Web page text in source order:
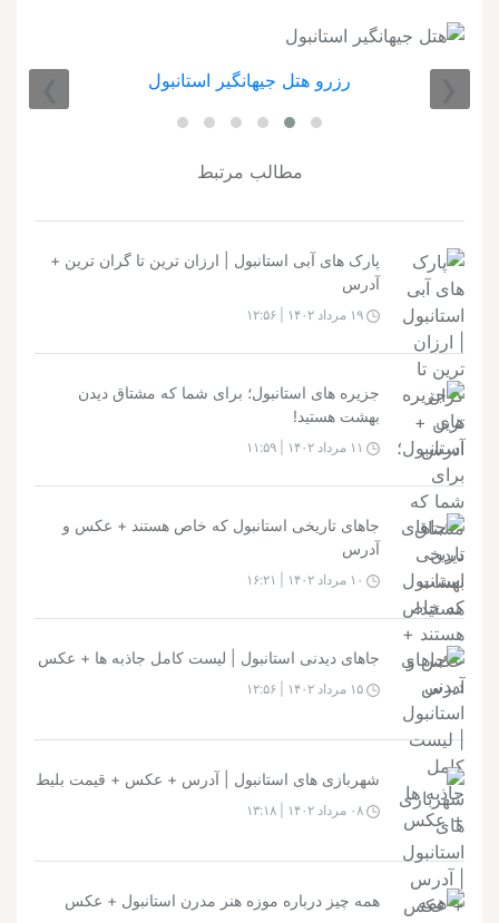
رزرو هتل جیهانگیر استانبول ‹
›
مطالب مرتبط
پارک های آبی استانبول | ارزان ترین تا گران ترین +
آدرس
جزیره‌ های استانبول؛ برای شما که مشتاق دیدن
بهشت هستید!
جاهای تاریخی استانبول که خاص هستند + عکس و
آدرس
جاهای دیدنی استانبول | لیست کامل جاذبه ها + عکس
شهربازی های استانبول | آدرس + عکس + قیمت بلیط
همه چیز درباره موزه هنر مدرن استانبول + عکس